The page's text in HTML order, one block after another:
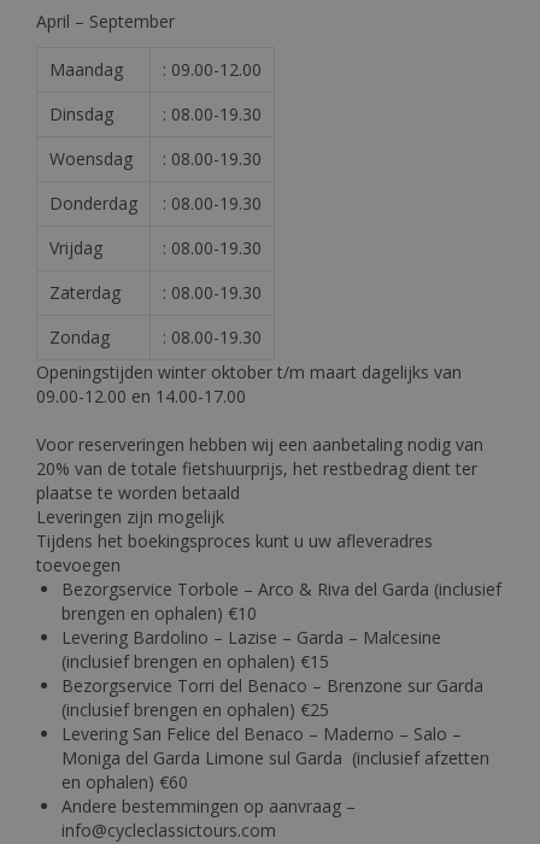
April – September
Maandag
: 09.00-12.00
Dinsdag
: 08.00-19.30
Woensdag
: 08.00-19.30
Donderdag
: 08.00-19.30
Vrijdag
: 08.00-19.30
Zaterdag
: 08.00-19.30
Zondag
: 08.00-19.30
Openingstijden winter oktober t/m maart dagelijks van
09.00-12.00 en 14.00-17.00
Voor reserveringen hebben wij een aanbetaling nodig van
20% van de totale fietshuurprijs, het restbedrag dient ter
plaatse te worden betaald
Leveringen zijn mogelijk
Tijdens het boekingsproces kunt u uw afleveradres
toevoegen
Bezorgservice Torbole – Arco & Riva del Garda (inclusief
brengen en ophalen) €10
Levering Bardolino – Lazise – Garda – Malcesine
(inclusief brengen en ophalen) €15
Bezorgservice Torri del Benaco – Brenzone sur Garda
(inclusief brengen en ophalen) €25
Levering San Felice del Benaco – Maderno – Salo –
Moniga del Garda Limone sul Garda (inclusief afzetten
en ophalen) €60
Andere bestemmingen op aanvraag –
info@cycleclassictours.com